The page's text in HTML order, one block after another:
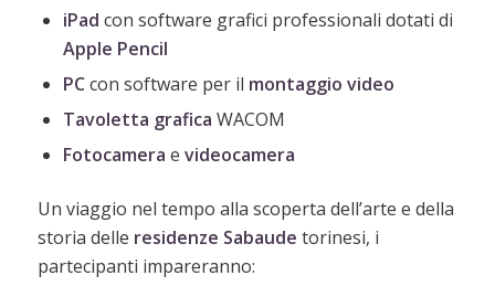
iPad con software grafici professionali dotati di
Apple Pencil
PCcon software per il montaggio video
Tavoletta grafica WACOM
Fotocamera e videocamera
Un viaggio nel tempo alla scoperta dell’arte e della
storia delle residenze Sabaude torinesi, i
partecipanti impareranno: